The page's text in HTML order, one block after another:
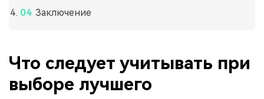
Заключение
Что следует учитывать при
выборе лучшего